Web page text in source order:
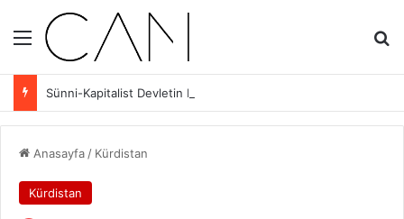
Menü
Anasayfa/ Kürdistan
Kürdistan